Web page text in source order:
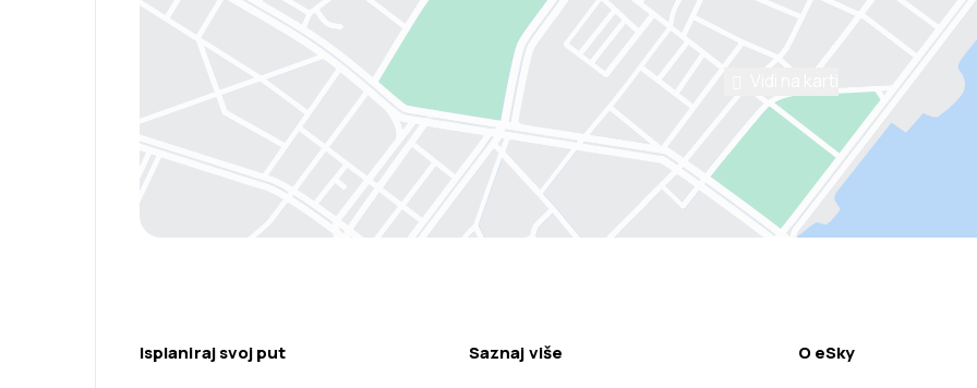
Isplaniraj svoj put Saznaj više O eSky